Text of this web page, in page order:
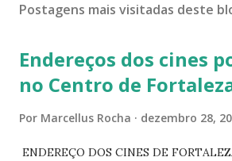
Postagens mais visitadas deste
Endereços dos cines
no Centro de
Por Marcellus Rocha dezembro 28,
ENDEREÇO DOS CINES DE